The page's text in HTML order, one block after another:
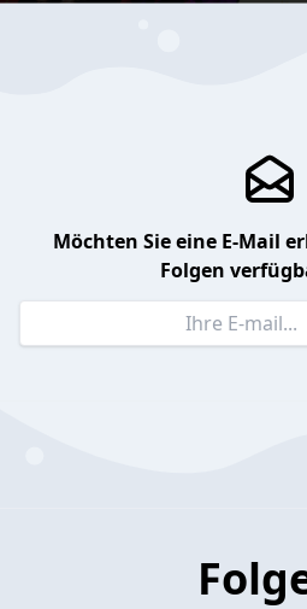
Möchten Sie eine E-Mail
Folgen